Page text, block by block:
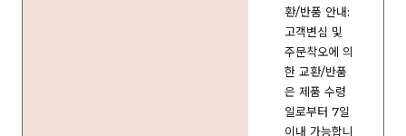
환/반품 안내:
고객변심 및
주문착오에 의
한 교환/반품
은 제품 수령
일로부터 7일
이내 가능합니